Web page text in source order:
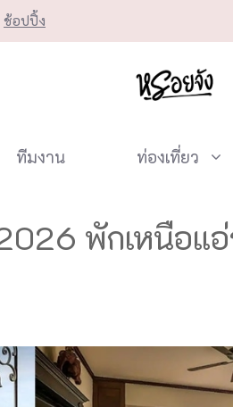
ช้อปปิ้ง
ทีมงาน ท่องเที่ยว
พักเหนือแ